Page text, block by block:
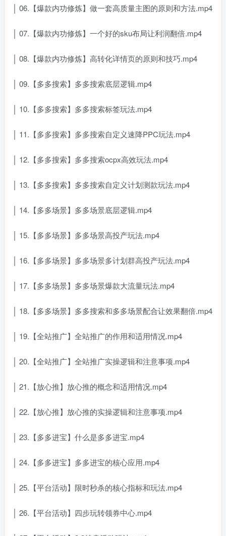
│ 06.【爆款内功修炼】做一套高质量主图的原则和方法.mp4
│ 07.【爆款内功修炼】一个好的sku布局让利润翻倍.mp4
│ 08.【爆款内功修炼】高转化详情页的原则和技巧.mp4
│ 09.【多多搜索】多多搜索底层逻辑.mp4
│ 10.【多多搜索】多多搜索标签玩法.mp4
│ 11.【多多搜索】多多搜索自定义速降PPC玩法.mp4
│ 12.【多多搜索】多多搜索ocpx高效玩法.mp4
│ 13.【多多搜索】多多搜索自定义计划测款玩法.mp4
│ 14.【多多场景】多多场景底层逻辑.mp4
│ 15.【多多场景】多多场景高投产玩法.mp4
│ 16.【多多场景】多多场景多计划群高投产玩法.mp4
│ 17.【多多场景】多多场景爆款大流量玩法.mp4
│ 18.【多多场景】多多搜索和多多场景配合让效果翻倍.mp4
│ 19.【全站推广】全站推广的作用和适用情况.mp4
│ 20.【全站推广】全站推广实操逻辑和注意事项.mp4
│ 21.【放心推】放心推的概念和适用情况.mp4
│ 22.【放心推】放心推的实操逻辑和注意事项.mp4
│ 23.【多多进宝】什么是多多进宝.mp4
│ 24.【多多进宝】多多进宝的核心应用.mp4
│ 25.【平台活动】限时秒杀的核心指标和玩法.mp4
│ 26.【平台活动】四步玩转领券中心.mp4